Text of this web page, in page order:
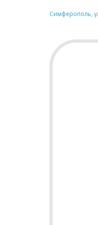
Симферополь,